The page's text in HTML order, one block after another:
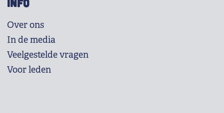
INFO
Over ons
In de media
Veelgestelde vragen
Voor leden